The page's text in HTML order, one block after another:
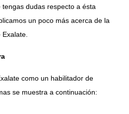
dudas respecto a ésta
un poco más acerca de la
como un habilitador de
se muestra a continuación: